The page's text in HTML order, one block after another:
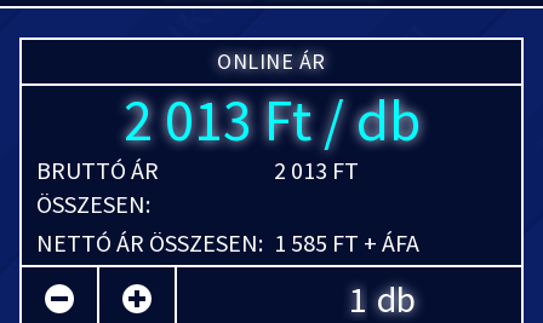
ONLINE ÁR
2 013 Ft / db
BRUTTÓ ÁR
ÖSSZESEN:
2 013 FT
NETTÓ ÁR ÖSSZESEN: 1 585 FT + ÁFA
db